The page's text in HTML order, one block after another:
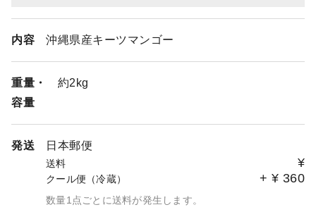
内容 沖縄県産キーツマンゴー
重量・
容量
約2kg
発送 日本郵便
送料 ¥
クール便（冷蔵） + ¥ 360
数量1点ごとに送料が発生します。